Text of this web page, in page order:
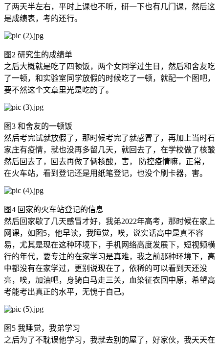
了两天半左右，平时上课也不听，研一下也有几门课，然后这
是成绩表，考的还行。
图2 研究生的成绩单
之后大概就是吃了四顿饭，两个女同学过生日，然后和舍友吃
了一顿，和实验室同学放假的时候吃了一顿，就配一个图吧，
要不然这个文章里光是吃的了。
图3 和舍友的一顿饭
然后考完试就放假了，那时候考完了就感冒了，再加上当时石
家庄有疫情，就也没再多留几天，就回去了，在学校做了核酸
然后回去了，回去再做了俩核酸，害， 防控疫情嘛，正常，
在火车站，看到登记还是用纸笔登记，也没个刷卡器，害。
图4 回家的火车站登记的信息
然后回家歇了几天感冒才好，我弟2022年高考，那时候在家上
网课，如图5，他早读，我睡觉，唉，说实话高中是真不容
易，尤其是现在这种环境下，手机网络高度发展下，短视频横
行的年代，要专注的在家学习是真难，我之前那种环境下，高
中都没有在家学过，更别说现在了，依稀的可以看到天还没
亮，唉，加油吧，身骑白马走三关，血染征衣回中原，希望高
考能考出真正的水平，无愧于自己。
图5 我睡觉，我弟学习
之后为了不耽误他学习，我就去别的屋了，好家伙，我天天在